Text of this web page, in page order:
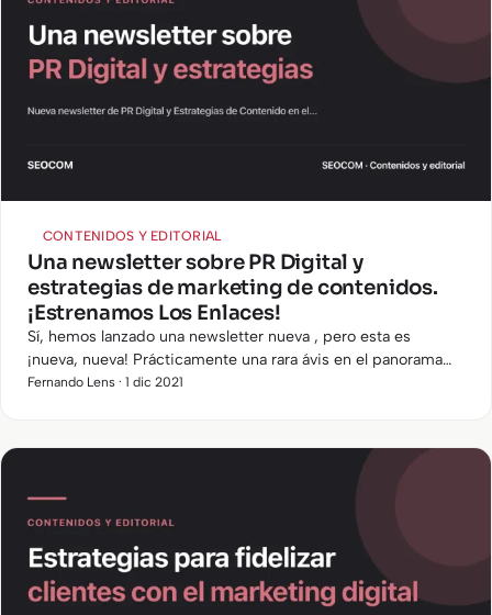
CONTENIDOS Y EDITORIAL
Una newsletter sobre PR Digital y
estrategias de marketing de contenidos.
¡Estrenamos Los Enlaces!
Sí, hemos lanzado una newsletter nueva , pero esta es
¡nueva, nueva! Prácticamente una rara ávis en el panorama
de las newsletter en español.
Fernando Lens · 1 dic 2021